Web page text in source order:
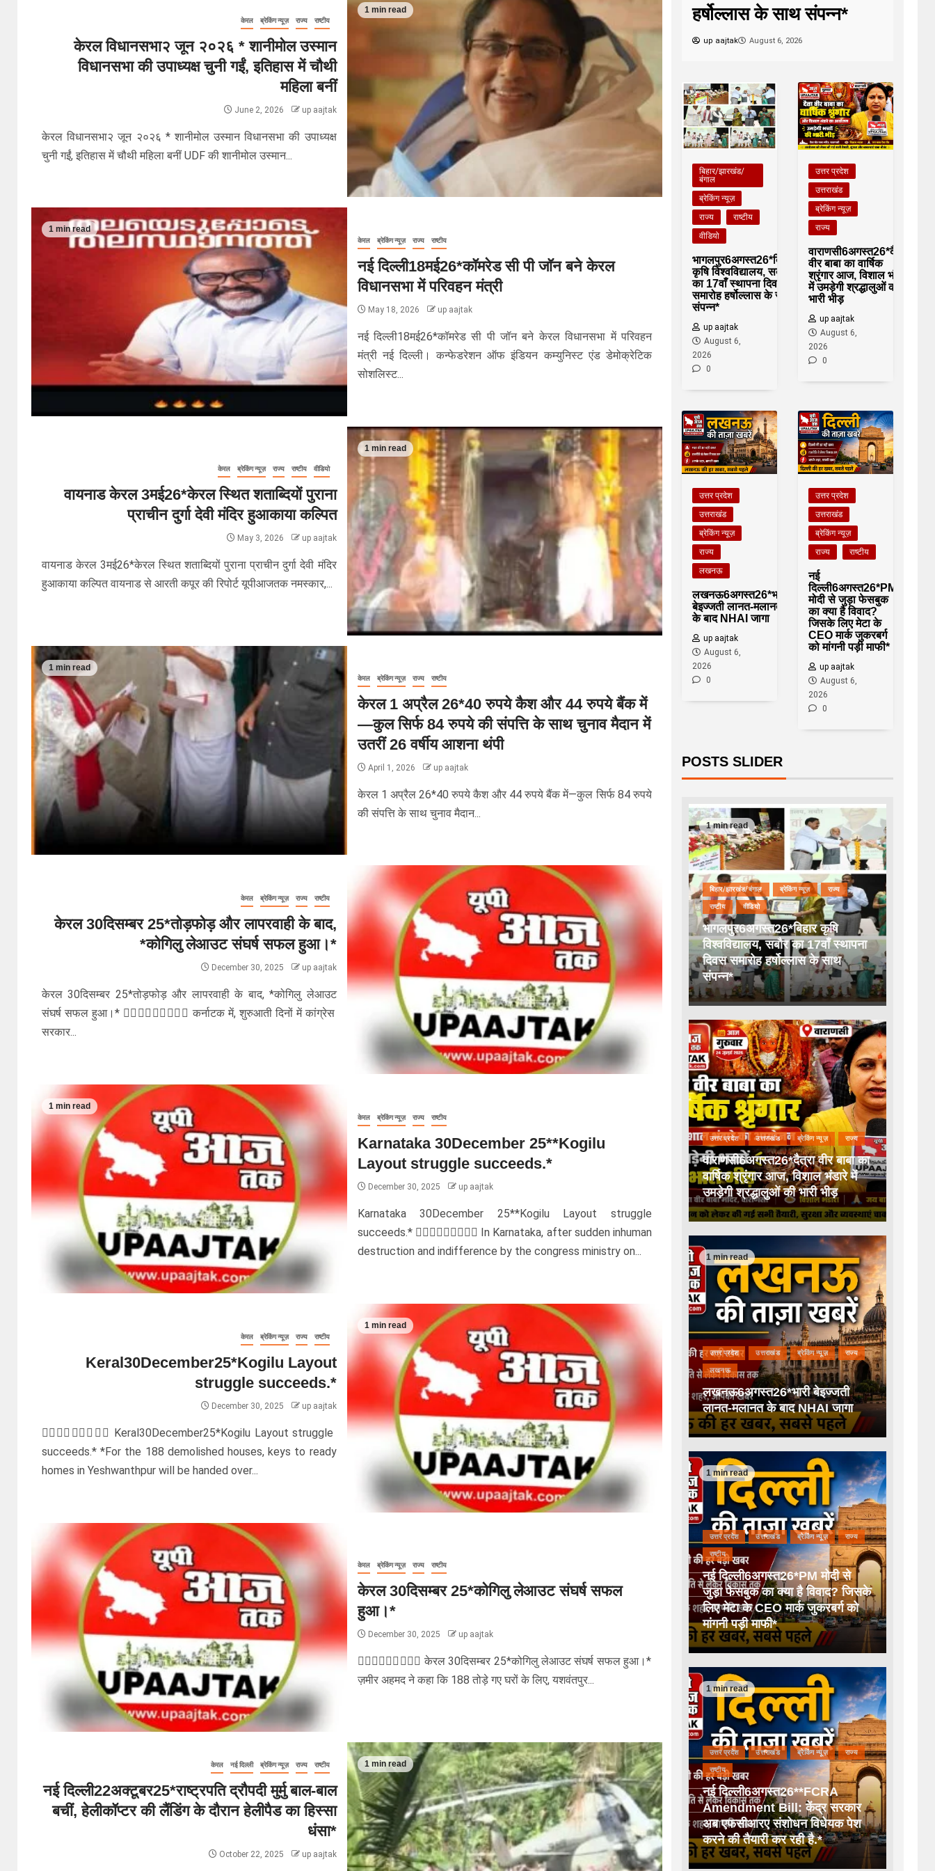
1 min read
केरल ब्रेकिंग न्यूज़ राज्य राष्टीय
केरल विधानसभा२ जून २०२६ * शानीमोल उस्मान
विधानसभा की उपाध्यक्ष चुनी गईं, इतिहास में चौथी
महिला बनीं
June 2, 2026 up aajtak
केरल विधानसभा२ जून २०२६ * शानीमोल उस्मान विधानसभा की उपाध्यक्ष
चुनी गईं, इतिहास में चौथी महिला बनीं UDF की शानीमोल उस्मान...
1 min read
केरल ब्रेकिंग न्यूज़ राज्य राष्टीय
नई दिल्ली18मई26*कॉमरेड सी पी जॉन बने केरल
विधानसभा में परिवहन मंत्री
May 18, 2026 up aajtak
नई दिल्ली18मई26*कॉमरेड सी पी जॉन बने केरल विधानसभा में परिवहन
मंत्री नई दिल्ली। कन्फेडरेशन ऑफ इंडियन कम्युनिस्ट एंड डेमोक्रेटिक
सोशलिस्ट...
1 min read
केरल ब्रेकिंग न्यूज़ राज्य राष्टीय वीडियो
वायनाड केरल 3मई26*केरल स्थित शताब्दियों पुराना
प्राचीन दुर्गा देवी मंदिर हुआकाया कल्पित
May 3, 2026 up aajtak
वायनाड केरल 3मई26*केरल स्थित शताब्दियों पुराना प्राचीन दुर्गा देवी मंदिर
हुआकाया कल्पित वायनाड से आरती कपूर की रिपोर्ट यूपीआजतक नमस्कार,...
1 min read
केरल ब्रेकिंग न्यूज़ राज्य राष्टीय
केरल 1 अप्रैल 26*40 रुपये कैश और 44 रुपये बैंक में
—कुल सिर्फ 84 रुपये की संपत्ति के साथ चुनाव मैदान में
उतरीं 26 वर्षीय आशना थंपी
April 1, 2026 up aajtak
केरल 1 अप्रैल 26*40 रुपये कैश और 44 रुपये बैंक में—कुल सिर्फ 84 रुपये
की संपत्ति के साथ चुनाव मैदान...
केरल ब्रेकिंग न्यूज़ राज्य राष्टीय
केरल 30दिसम्बर 25*तोड़फोड़ और लापरवाही के बाद,
*कोगिलु लेआउट संघर्ष सफल हुआ।*
December 30, 2025 up aajtak
केरल 30दिसम्बर 25*तोड़फोड़ और लापरवाही के बाद, *कोगिलु लेआउट
संघर्ष सफल हुआ।* ✊🏽✊🏽✊🏽🌹🌹🌹 कर्नाटक में, शुरुआती दिनों में कांग्रेस
सरकार...
1 min read
केरल ब्रेकिंग न्यूज़ राज्य राष्टीय
Karnataka 30December 25**Kogilu
Layout struggle succeeds.*
December 30, 2025 up aajtak
Karnataka 30December 25**Kogilu Layout struggle
succeeds.* ✊🏽✊🏽✊🏽🌹🌹🌹 In Karnataka, after sudden inhuman
destruction and indifference by the congress ministry on...
1 min read
केरल ब्रेकिंग न्यूज़ राज्य राष्टीय
Keral30December25*Kogilu Layout
struggle succeeds.*
December 30, 2025 up aajtak
✊🏽✊🏽✊🏽🌹🌹🌹 Keral30December25*Kogilu Layout struggle
succeeds.* *For the 188 demolished houses, keys to ready
homes in Yeshwanthpur will be handed over...
केरल ब्रेकिंग न्यूज़ राज्य राष्टीय
केरल 30दिसम्बर 25*कोगिलु लेआउट संघर्ष सफल
हुआ।*
December 30, 2025 up aajtak
✊🏽✊🏽✊🏽🌹🌹🌹 केरल 30दिसम्बर 25*कोगिलु लेआउट संघर्ष सफल हुआ।*
ज़मीर अहमद ने कहा कि 188 तोड़े गए घरों के लिए, यशवंतपुर...
1 min read
केरल नई दिल्ली ब्रेकिंग न्यूज़ राज्य राष्टीय
नई दिल्ली22अक्टूबर25*राष्ट्रपति द्रौपदी मुर्मु बाल-बाल
बचीं, हेलीकॉप्टर की लैंडिंग के दौरान हेलीपैड का हिस्सा
धंसा*
October 22, 2025 up aajtak
हर्षोल्लास के साथ संपन्न*
up aajtak August 6, 2026
बिहार/झारखंड/
बंगाल
ब्रेकिंग न्यूज़
राज्य
राष्टीय
वीडियो
भागलपुर6अगस्त26*बिहार
कृषि विश्वविद्यालय, सबौर
का 17वाँ स्थापना दिवस
समारोह हर्षोल्लास के साथ
संपन्न*
up aajtak
August 6,
2026
0
उत्तर प्रदेश
उत्तराखंड
ब्रेकिंग न्यूज़
राज्य
वाराणसी6अगस्त26*दैत्रा
वीर बाबा का वार्षिक
श्रृंगार आज, विशाल भंडारे
में उमड़ेगी श्रद्धालुओं की
भारी भीड़
up aajtak
August 6,
2026
0
उत्तर प्रदेश
उत्तराखंड
ब्रेकिंग न्यूज़
राज्य
लखनऊ
लखनऊ6अगस्त26*भारी
बेइज्जती लानत-मलानत
के बाद NHAI जागा
up aajtak
August 6,
2026
0
उत्तर प्रदेश
उत्तराखंड
ब्रेकिंग न्यूज़
राज्य
राष्टीय
नई
दिल्ली6अगस्त26*PM
मोदी से जुड़ा फेसबुक
का क्या है विवाद?
जिसके लिए मेटा के
CEO मार्क जुकरबर्ग
को मांगनी पड़ी माफी*
up aajtak
August 6,
2026
0
POSTS SLIDER
1 min read
बिहार/झारखंड/बंगाल ब्रेकिंग न्यूज़ राज्य
राष्टीय वीडियो
भागलपुर6अगस्त26*बिहार कृषि
विश्वविद्यालय, सबौर का 17वाँ स्थापना
दिवस समारोह हर्षोल्लास के साथ
संपन्न*
उत्तर प्रदेश उत्तराखंड ब्रेकिंग न्यूज़ राज्य
वाराणसी6अगस्त26*दैत्रा वीर बाबा का
वार्षिक श्रृंगार आज, विशाल भंडारे में
उमड़ेगी श्रद्धालुओं की भारी भीड़
1 min read
उत्तर प्रदेश उत्तराखंड ब्रेकिंग न्यूज़ राज्य
लखनऊ
लखनऊ6अगस्त26*भारी बेइज्जती
लानत-मलानत के बाद NHAI जागा
1 min read
उत्तर प्रदेश उत्तराखंड ब्रेकिंग न्यूज़ राज्य
राष्टीय
नई दिल्ली6अगस्त26*PM मोदी से
जुड़ा फेसबुक का क्या है विवाद? जिसके
लिए मेटा के CEO मार्क जुकरबर्ग को
मांगनी पड़ी माफी*
1 min read
उत्तर प्रदेश उत्तराखंड ब्रेकिंग न्यूज़ राज्य
राष्टीय
नई दिल्ली6अगस्त26**FCRA
Amendment Bill: केंद्र सरकार
अब एफसीआरए संशोधन विधेयक पेश
करने की तैयारी कर रही है.*